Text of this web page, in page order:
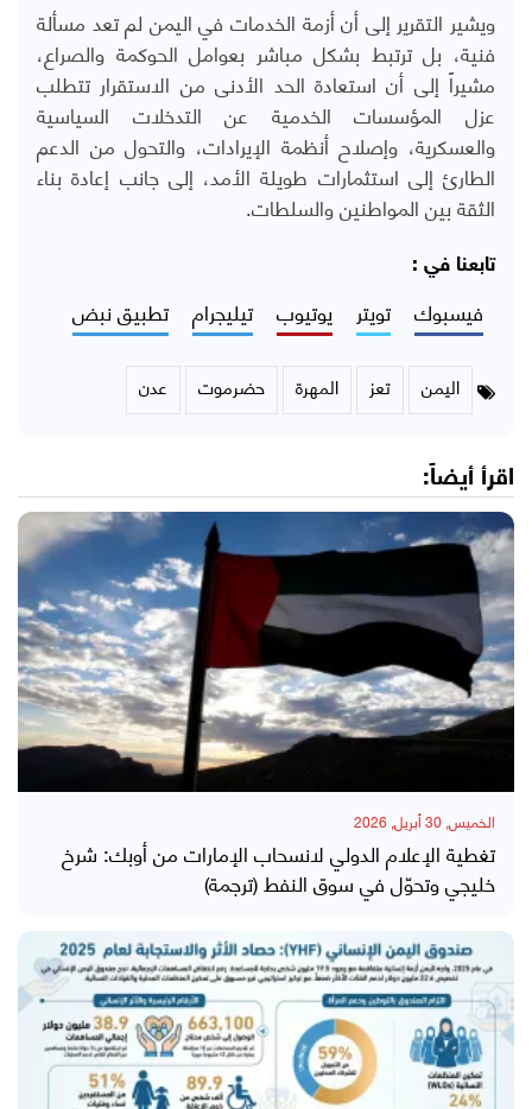
ويشير التقرير إلى أن أزمة الخدمات في اليمن لم تعد مسألة
فنية، بل ترتبط بشكل مباشر بعوامل الحوكمة والصراع،
مشيراً إلى أن استعادة الحد الأدنى من الاستقرار تتطلب
عزل المؤسسات الخدمية عن التدخلات السياسية
والعسكرية، وإصلاح أنظمة الإيرادات، والتحول من الدعم
الطارئ إلى استثمارات طويلة الأمد، إلى جانب إعادة بناء
الثقة بين المواطنين والسلطات.
تابعنا في :
فيسبوك تويتر يوتيوب تيليجرام تطبيق نبض
اليمن تعز المهرة حضرموت عدن
اقرأ أيضاً:
الخميس, 30 أبريل, 2026
تغطية الإعلام الدولي لانسحاب الإمارات من أوبك: شرخ
خليجي وتحوّل في سوق النفط (ترجمة)